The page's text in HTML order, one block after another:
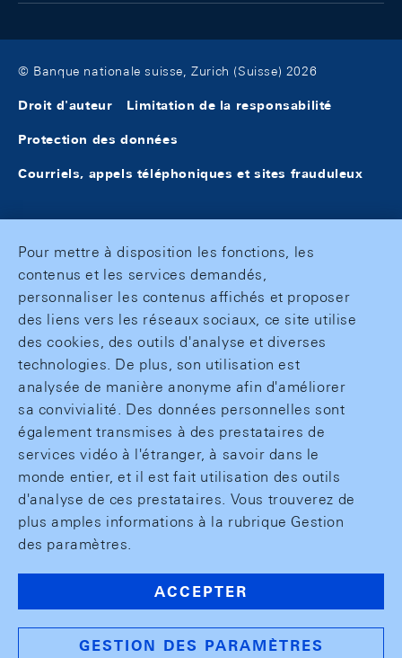
© Banque nationale suisse, Zurich (Suisse) 2026
Droit d'auteur Limitation de la responsabilité
Protection des données
Courriels, appels téléphoniques et sites frauduleux
Pour mettre à disposition les fonctions, les
contenus et les services demandés,
personnaliser les contenus affichés et proposer
des liens vers les réseaux sociaux, ce site utilise
des cookies, des outils d'analyse et diverses
technologies. De plus, son utilisation est
analysée de manière anonyme afin d'améliorer
sa convivialité. Des données personnelles sont
également transmises à des prestataires de
services vidéo à l'étranger, à savoir dans le
monde entier, et il est fait utilisation des outils
d'analyse de ces prestataires. Vous trouverez de
plus amples informations à la rubrique Gestion
des paramètres.
ACCEPTER
GESTION DES PARAMÈTRES